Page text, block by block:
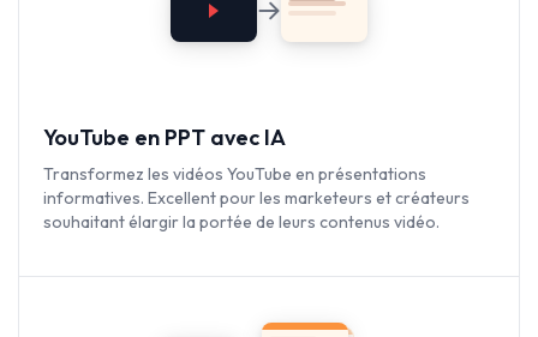
YouTube en PPT avec IA
Transformez les vidéos YouTube en présentations
informatives. Excellent pour les marketeurs et créateurs
souhaitant élargir la portée de leurs contenus vidéo.